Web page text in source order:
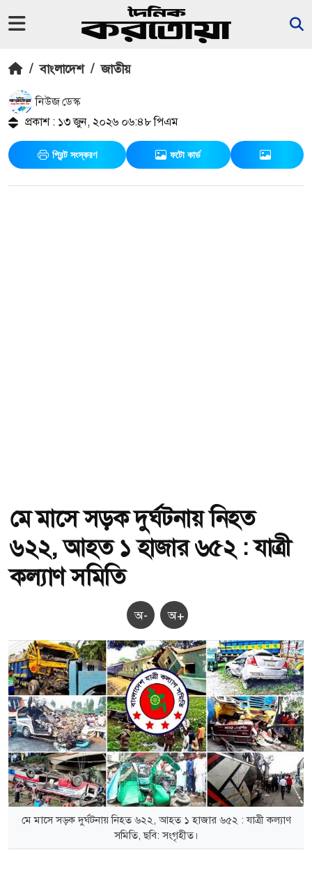
/ বাংলাদেশ / জাতীয়
নিউজ ডেস্ক
প্রকাশ : ১৩ জুন, ২০২৬ ০৬:৪৮ পিএম
প্রিন্ট সংস্করণ ফটো কার্ড
মে মাসে সড়ক দুর্ঘটনায় নিহত
৬২২, আহত ১ হাজার ৬৫২ : যাত্রী
কল্যাণ সমিতি
অ- অ+
মে মাসে সড়ক দুর্ঘটনায় নিহত ৬২২, আহত ১ হাজার ৬৫২ : যাত্রী কল্যাণ
সমিতি, ছবি: সংগৃহীত।